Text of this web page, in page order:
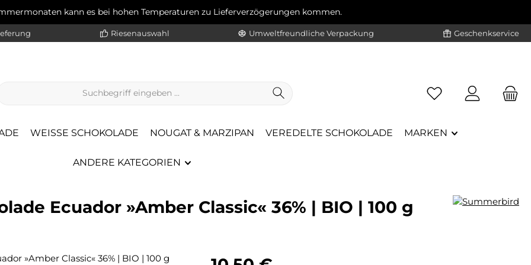
kann es bei hohen Temperaturen zu Lieferverzögerungen kommen.
Riesenauswahl Umweltfreundliche Verpackung Geschenkservice
WEISSE SCHOKOLADE NOUGAT & MARZIPAN VEREDELTE SCHOKOLADE MARKEN
ANDERE KATEGORIEN
Ecuador »Amber Classic« 36% | BIO | 100 g
Regulärer Preis: